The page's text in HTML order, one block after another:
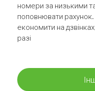
номери за низькими
поповнювати
економити на
разі